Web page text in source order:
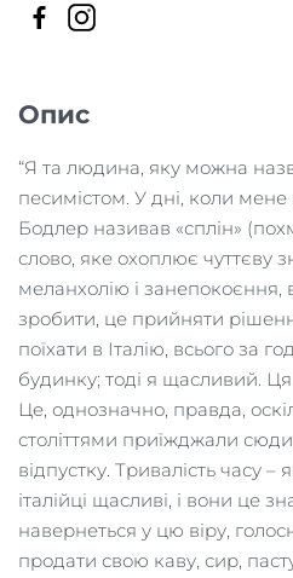
Опис
“Я та людина, яку можна
песимістом. У дні, коли
Бодлер називав «сплін»
слово, яке охоплює чуттєву
меланхолію і занепокоєння,
зробити, це прийняти
поїхати в Італію, всього за
будинку; тоді я щасливий.
Це, однозначно, правда,
століттями приїжджали
відпустку. Тривалість часу
італійці щасливі, і вони це
навернеться у цю віру,
продати свою каву, сир,